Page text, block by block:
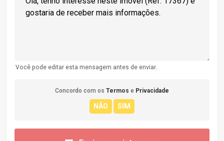
Você pode editar esta mensagem antes de enviar.
Concordo com os Termos e Privacidade